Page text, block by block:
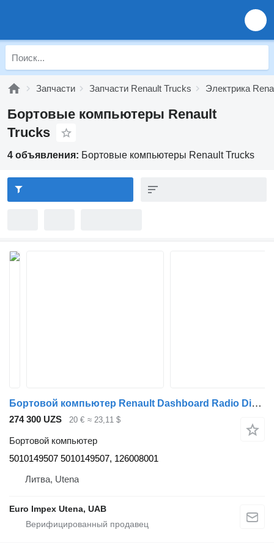
Запчасти Запчасти Renault Trucks Электрика
Бортовые компьютеры Renault
Trucks
4 объявления: Бортовые компьютеры Renault Trucks
Бортовой компьютер Renault Dashboard Radio Display (Clock,Info Monitor,BORD COMPUTER) 5010149507 для грузовика Renault Magnum
274 300 UZS 20 € ≈ 23,11 $
Бортовой компьютер
5010149507 5010149507, 126008001
Литва, Utena
Euro Impex Utena, UAB